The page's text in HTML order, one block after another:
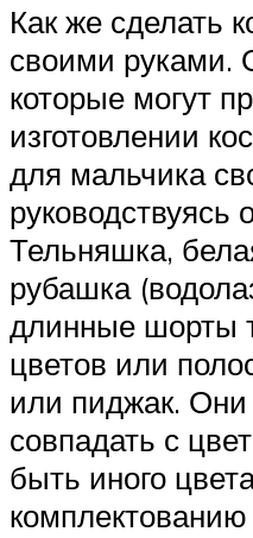
Как же сделать
своими руками.
которые могут
изготовлении
для мальчика
Тельняшка,
рубашка
длинные шорты
цветов или
или пиджак. Они
совпадать с
быть иного